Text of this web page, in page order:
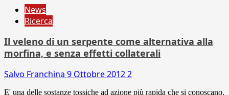
News
Ricerca
Il veleno di un serpente come alternativa alla
morfina, e senza effetti collaterali
Salvo Franchina 9 Ottobre 20122
E' una delle sostanze tossiche ad azione più rapida che si conoscano,